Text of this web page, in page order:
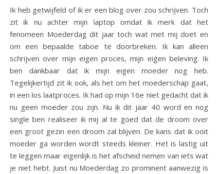
Ik heb getwijfeld of ik er een blog over zou schrijven. Toch
zit ik nu achter mijn laptop omdat ik merk dat het
fenomeen Moederdag dit jaar toch wat met mij doet en
om een bepaalde taboe te doorbreken. Ik kan alleen
schrijven over mijn eigen proces, mijn eigen beleving. Ik
ben dankbaar dat ik mijn eigen moeder nog heb.
Tegelijkertijd zit ik ook, als het om het moederschap gaat,
in een los laatproces. Ik had op mijn 16e niet gedacht dat ik
nu geen moeder zou zijn. Nu ik dit jaar 40 word en nog
single ben realiseer ik mij al te goed dat de droom over
een groot gezin een droom zal blijven. De kans dat ik ooit
moeder ga worden wordt steeds kleiner. Het is lastig uit
te leggen maar eigenlijk is het afscheid nemen van iets wat
je niet hebt. Juist nu Moederdag zo prominent aanwezig is